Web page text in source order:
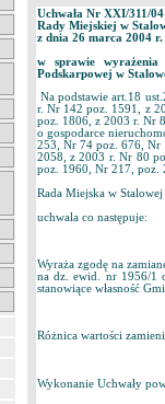
Uchwała Nr XXI/311/04
Rady Miejskiej w
z dnia 26 marca 2004 r.
w sprawie
Podskarpowej w
Na podstawie art.18
r. Nr 142 poz. 1591, z
poz. 1806, z 2003 r. Nr
o gospodarce
253, Nr 74 poz. 676, Nr
2058, z 2003 r. Nr 80
poz. 1960, Nr 217, poz.
Rada Miejska w
uchwala co następuje:
Wyraża zgodę na
na dz. ewid. nr 1956/1
stanowiące własność
Różnica wartości
Wykonanie Uchwały